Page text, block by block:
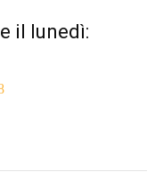
il lunedì: